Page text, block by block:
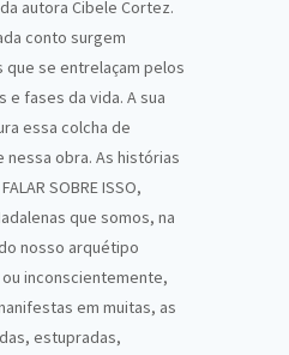
autora Cibele Cortez.
conto surgem
se entrelaçam pelos
fases da vida. A sua
essa colcha de
obra. As histórias
SOBRE ISSO,
que somos, na
nosso arquétipo
inconscientemente,
em muitas, as
estupradas,